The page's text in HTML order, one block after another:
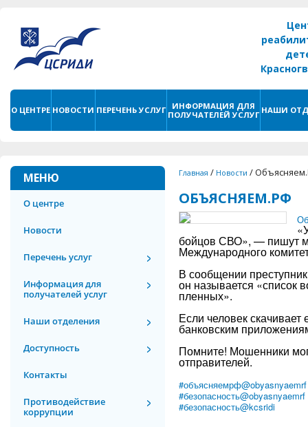
О ЦЕНТРЕ НОВОСТИ ПЕРЕЧЕНЬ УСЛУГ
ИНФОРМАЦИЯ ДЛЯ
ПОЛУЧАТЕЛЕЙ УСЛУГ НАШИ
МЕНЮ
О центре
Новости
Перечень услуг
Информация для
получателей услуг
Наши отделения
Доступность
Контакты
Противодействие
коррупции
Главная / Новости /
ОБЪЯСНЯЕМ.РФ
бойцов СВО», — пишут
Международного
В сообщении
он называется «список
пленных».
Если человек
банковским
Помните! Мошенники
отправителей.
#объясняемрф@obyasnyaemrf
#безопасность@obyasnyaemrf
#безопасность@kcsridi